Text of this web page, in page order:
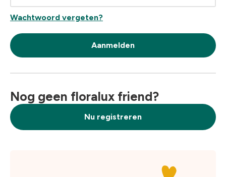
Wachtwoord vergeten?
Aanmelden
Nu registreren
Nog geen floralux friend?